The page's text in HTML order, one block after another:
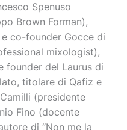
Spenuso
Brown Forman),
co-founder Gocce di
mixologist),
founder del Laurus di
titolare di Qafiz e
(presidente
Fino (docente
di “Non me la